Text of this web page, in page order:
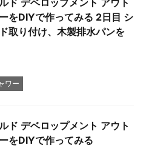
ド デベロップメント アウト
をDIYで作ってみる 2日目 シ
取り付け、木製排水パンを
ワー
ド デベロップメント アウト
をDIYで作ってみる